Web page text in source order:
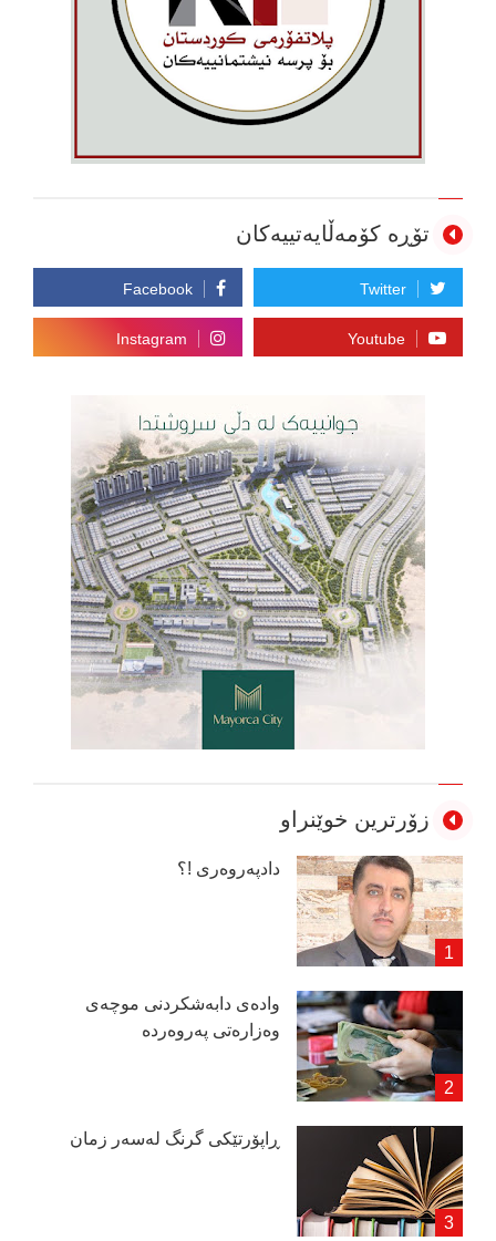
تۆڕە کۆمەڵایەتییەکان
زۆرترین خوێنراو
دادپەروەری !؟
وادەی دابەشكردنی موچەی
وەزارەتی پەروەردە
ڕاپۆرتێكی گرنگ لەسەر زمان